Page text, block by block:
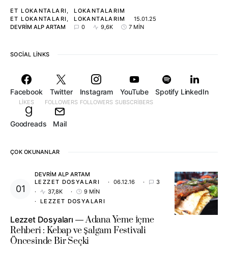
ET LOKANTALARI
LOKANTALARIM
ET LOKANTALARI
LOKANTALARIM
15.01.25
DEVRIM ALP ARTAM
0 9,6K 7 MIN
SOCIAL LINKS
Facebook
LIKES
Twitter
FOLLOWERS
Instagram
FOLLOWERS
YouTube
SUBSCRIBERS
Spotify LinkedIn
Goodreads Mail
ÇOK OKUNANLAR
DEVRIM ALP ARTAM
LEZZET DOSYALARI
06.12.16
3
37,8K
9 MIN
LEZZET DOSYALARI
Lezzet Dosyaları
Adana Yeme İçme
Rehberi : Kebap ve Şalgam Festivali
Öncesinde Bir Seçki